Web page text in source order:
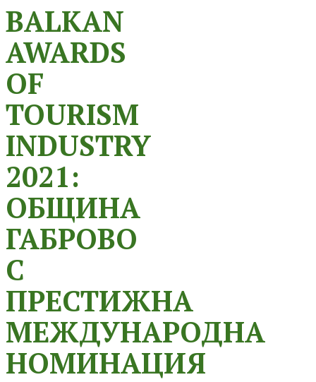
BALKAN
AWARDS
OF
TOURISM
INDUSTRY
2021:
ОБЩИНА
ГАБРОВО
С
ПРЕСТИЖНА
МЕЖДУНАРОДНА
НОМИНАЦИЯ